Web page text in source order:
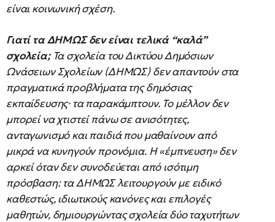
είναι κοινωνική σχέση.
Γιατί τα ΔΗΜΩΣ δεν είναι τελικά “καλά”
σχολεία;Τα σχολεία του Δικτύου Δημόσιων
Ωνάσειων Σχολείων (ΔΗΜΩΣ) δεν απαντούν στα
πραγματικά προβλήματα της δημόσιας
εκπαίδευσης· τα παρακάμπτουν. Το μέλλον δεν
μπορεί να χτιστεί πάνω σε ανισότητες,
ανταγωνισμό και παιδιά που μαθαίνουν από
μικρά να κυνηγούν προνόμια. Η «έμπνευση» δεν
αρκεί όταν δεν συνοδεύεται από ισότιμη
πρόσβαση: τα ΔΗΜΩΣ λειτουργούν με ειδικό
καθεστώς, ιδιωτικούς κανόνες και επιλογές
μαθητών, δημιουργώντας σχολεία δύο ταχυτήτων